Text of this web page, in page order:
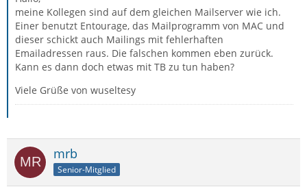
meine Kollegen sind auf dem gleichen Mailserver wie ich.
Einer benutzt Entourage, das Mailprogramm von MAC und
dieser schickt auch Mailings mit fehlerhaften
Emailadressen raus. Die falschen kommen eben zurück.
Kann es dann doch etwas mit TB zu tun haben?
Viele Grüße von wuseltesy
mrb
Senior-Mitglied